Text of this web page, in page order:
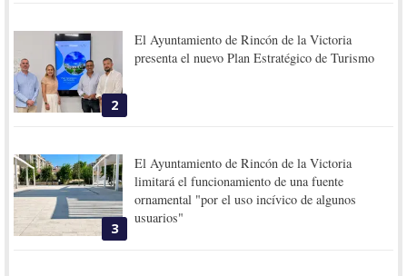
2
El Ayuntamiento de Rincón de la Victoria
presenta el nuevo Plan Estratégico de Turismo
3
El Ayuntamiento de Rincón de la Victoria
limitará el funcionamiento de una fuente
ornamental "por el uso incívico de algunos
usuarios"